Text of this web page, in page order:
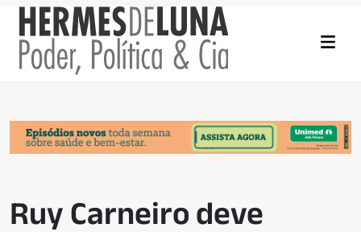
Ruy Carneiro deve